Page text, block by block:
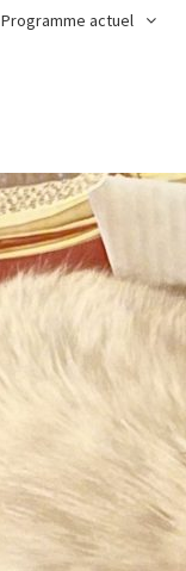
Programme actuel